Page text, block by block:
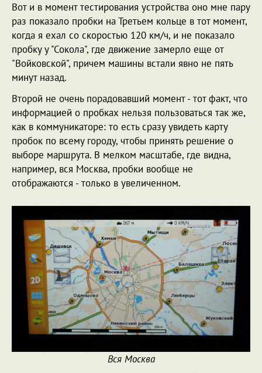
Вот и в момент тестирования устройства оно мне пару
раз показало пробки на Третьем кольце в тот момент,
когда я ехал со скоростью 120 км/ч, и не показало
пробку у "Сокола", где движение замерло еще от
"Войковской", причем машины встали явно не пять
минут назад.
Второй не очень порадовавший момент - тот факт, что
информацией о пробках нельзя пользоваться так же,
как в коммуникаторе: то есть сразу увидеть карту
пробок по всему городу, чтобы принять решение о
выборе маршрута. В мелком масштабе, где видна,
например, вся Москва, пробки вообще не
отображаются - только в увеличенном.
Вся Москва